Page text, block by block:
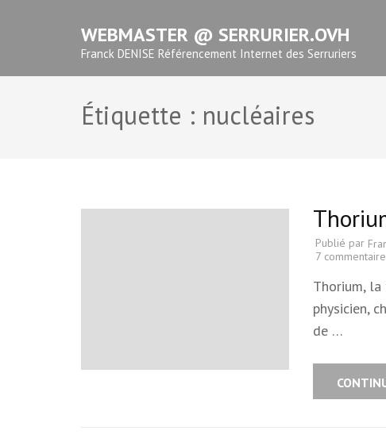
(Pressez
WEBMASTER @ SERRURIER.OVH
Franck DENISE Référencement Internet des Serruriers
Étiquette : nucléaires
Publié par
7
Thorium, la
physicien,
de …